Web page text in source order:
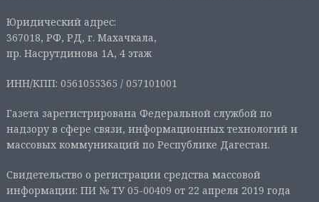
Юридический адрес:
367018, РФ, РД, г. Махачкала,
пр. Насрутдинова 1А, 4 этаж
ИНН/КПП: 0561055365 / 057101001
Газета зарегистрирована Федеральной службой по
надзору в сфере связи, информационных технологий и
массовых коммуникаций по Республике Дагестан.
Свидетельство о регистрации средства массовой
информации: ПИ № ТУ 05-00409 от 22 апреля 2019 года